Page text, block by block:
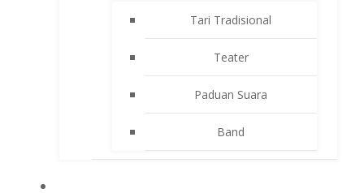
Tari Tradisional
Teater
Paduan Suara
Band